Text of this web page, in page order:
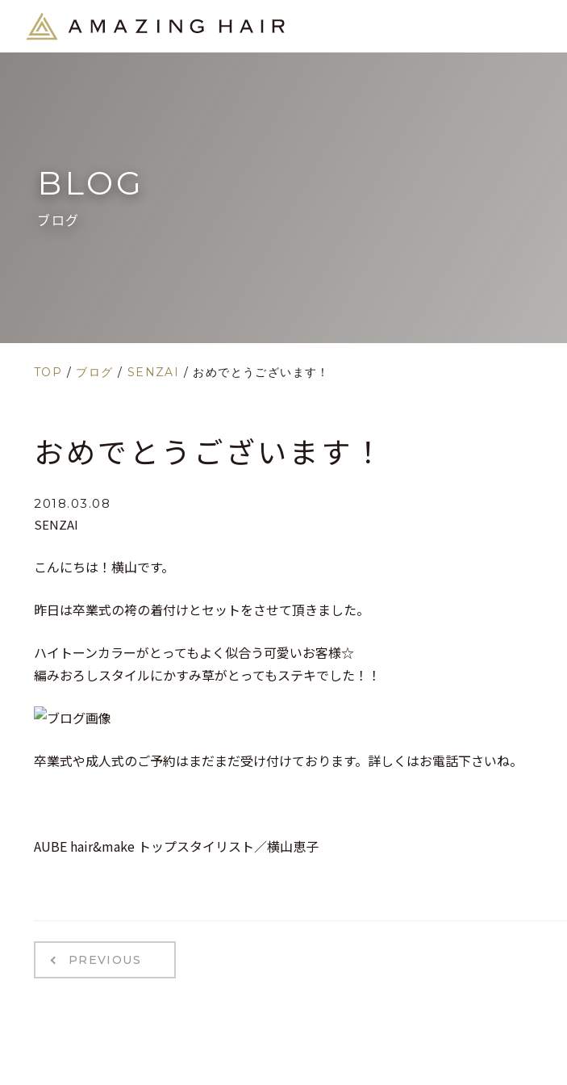
BLOG
ブログ
TOP / ブログ / SENZAI / おめでとうございます！
おめでとうございます！
2018.03.08
SENZAI
こんにちは！横山です。
昨日は卒業式の袴の着付けとセットをさせて頂きました。
ハイトーンカラーがとってもよく似合う可愛いお客様☆
編みおろしスタイルにかすみ草がとってもステキでした！！
卒業式や成人式のご予約はまだまだ受け付けております。詳しくはお電話下さいね。
AUBE hair&make トップスタイリスト／横山恵子
PREVIOUS